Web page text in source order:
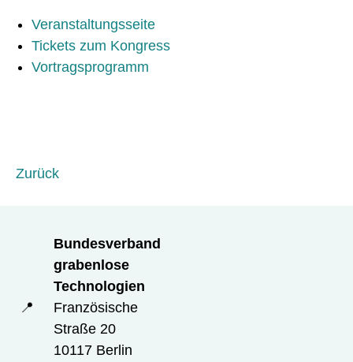
Veranstaltungsseite
Tickets zum Kongress
Vortragsprogramm
Zurück
📍
Bundesverband
grabenlose
Technologien
Französische
Straße 20
10117 Berlin